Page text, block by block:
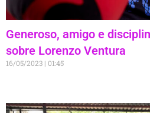
Generoso, amigo e
sobre Lorenzo Ventura
16/05/2023 01:45